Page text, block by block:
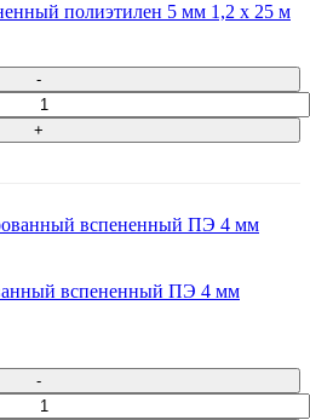
полиэтилен 5 мм 1,2 х 25 м
вспененный ПЭ 4 мм